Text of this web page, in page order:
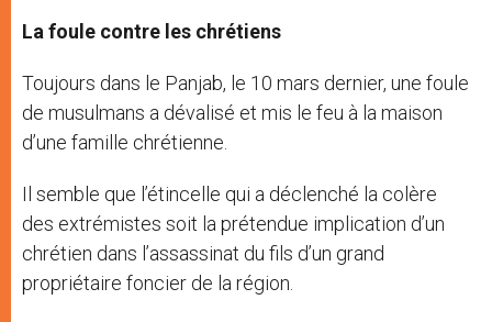
La foule contre les chrétiens
Toujours dans le Panjab, le 10 mars dernier, une foule
de musulmans a dévalisé et mis le feu à la maison
d’une famille chrétienne.
Il semble que l’étincelle qui a déclenché la colère
des extrémistes soit la prétendue implication d’un
chrétien dans l’assassinat du fils d’un grand
propriétaire foncier de la région.